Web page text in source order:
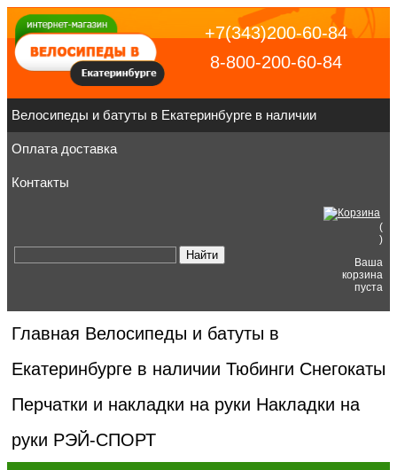
+7(343)200-60-84
8-800-200-60-84
Велосипеды и батуты в Екатеринбурге в наличии
Оплата доставка
Контакты
(
)
Ваша
корзина
пуста
Главная Велосипеды и батуты в
Екатеринбурге в наличии Тюбинги Снегокаты
Перчатки и накладки на руки Накладки на
руки РЭЙ-СПОРТ